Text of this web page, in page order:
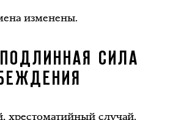
изменены.
ПОДЛИННАЯ СИЛА
хрестоматийный случай.